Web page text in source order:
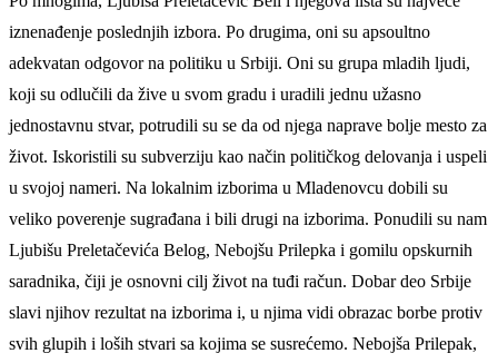
iznenađenje poslednjih izbora. Po drugima, oni su apsoultno
adekvatan odgovor na politiku u Srbiji. Oni su grupa mladih ljudi,
koji su odlučili da žive u svom gradu i uradili jednu užasno
jednostavnu stvar, potrudili su se da od njega naprave bolje mesto za
život. Iskoristili su subverziju kao način političkog delovanja i uspeli
u svojoj nameri. Na lokalnim izborima u Mladenovcu dobili su
veliko poverenje sugrađana i bili drugi na izborima. Ponudili su nam
Ljubišu Preletačevića Belog, Nebojšu Prilepka i gomilu opskurnih
saradnika, čiji je osnovni cilj život na tuđi račun. Dobar deo Srbije
slavi njihov rezultat na izborima i, u njima vidi obrazac borbe protiv
svih glupih i loših stvari sa kojima se susrećemo. Nebojša Prilepak,